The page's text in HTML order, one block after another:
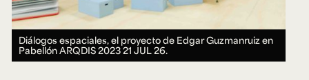
Diálogos espaciales, el proyecto de Edgar Guzmanruiz en
Pabellón ARQDIS 202321 JUL 26.